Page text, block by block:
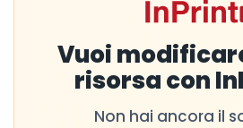
Vuoi
risorsa con
Non hai ancora il